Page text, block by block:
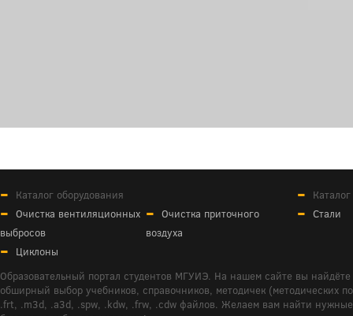
Каталог оборудования
Очистка вентиляционных
выбросов
Очистка приточного
воздуха
Циклоны
Стали
Образовательный портал студентов МГУИЭ. На нашем сайте вы
обширный выбор учебников, справочников, методичек (методических
.frt, .m3d, .a3d, .spw, .kdw, .frw, .cdw файлов. Желаем вам найти